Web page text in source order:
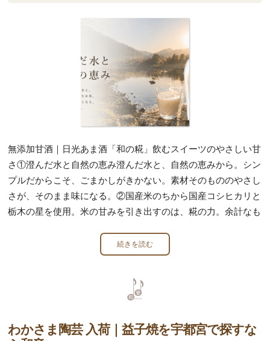
無添加甘酒｜日光あま酒「和の糀」飲むスイーツのやさしい甘
さ①澄んだ水と自然の恵み澄んだ水と、自然の恵みから。シン
プルだからこそ、ごまかしがきかない。素材そのもののやさし
さが、そのまま味になる。②国産米のちから国産コシヒカリと
栃木の星を使用。米の甘みを引き出すのは、糀の力。余計なも
続きを読む
わかさま陶芸 入荷｜益子焼を宇都宮で探すな